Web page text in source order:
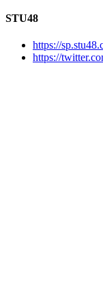
STU48
https://
https://